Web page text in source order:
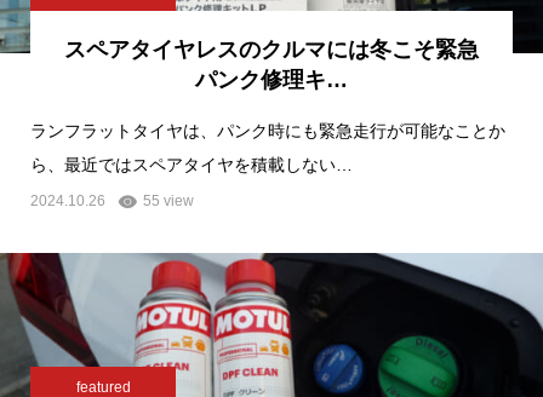
スペアタイヤレスのクルマには冬こそ緊急
パンク修理キ…
ランフラットタイヤは、パンク時にも緊急走行が可能なことか
ら、最近ではスペアタイヤを積載しない…
2024.10.26 55 view
featured